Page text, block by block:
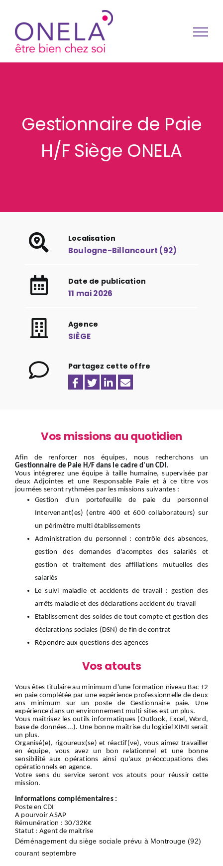
Gestionnaire de Paie
H/F Siège ONELA
Localisation
Boulogne-Billancourt (92)
Date de publication
11 mai 2026
Agence
SIÈGE
Partagez cette offre
Vos missions au quotidien
Afin de renforcer nos équipes, nous recherchons un
Gestionnaire de Paie H/F dans le cadre d'un CDI.
Vous intégrerez une équipe à taille humaine, supervisée par
deux Adjointes et une Responsable Paie et à ce titre vos
journées seront rythmées par les missions suivantes :
Gestion d'un portefeuille de paie du personnel
Intervenant(es) (entre 400 et 600 collaborateurs) sur
un périmètre multi établissements
Administration du personnel : contrôle des absences,
gestion des demandes d'acomptes des salariés et
gestion et traitement des affiliations mutuelles des
salariés
Le suivi maladie et accidents de travail : gestion des
arrêts maladie et des déclarations accident du travail
Etablissement des soldes de tout compte et gestion des
déclarations sociales (DSN) de fin de contrat
Répondre aux questions des agences
Vos atouts
Vous êtes titulaire au minimum d'une formation niveau Bac +2
en paie complétée par une expérience professionnelle de deux
ans minimum sur un poste de Gestionnaire paie. Une
expérience dans un environnement multi-sites est un plus.
Vous maîtrisez les outils informatiques (Outlook, Excel, Word,
base de données...). Une bonne maîtrise du logiciel XIMI serait
un plus.
Organisé(e), rigoureux(se) et réactif(ve), vous aimez travailler
en équipe, vous avez un bon relationnel et une bonne
sensibilité aux opérations ainsi qu'aux préoccupations des
opérationnels en agence.
Votre sens du service seront vos atouts pour réussir cette
mission.
Informations complémentaires :
Poste en CDI
A pourvoir ASAP
Rémunération : 30/32K€
Statut : Agent de maitrise
Déménagement du siège sociale prévu à Montrouge (92)
courant septembre